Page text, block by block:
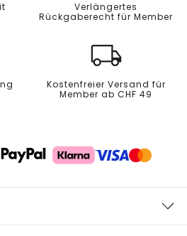
Verlängertes
Rückgaberecht für Member
Kostenfreier Versand für
Member ab CHF 49